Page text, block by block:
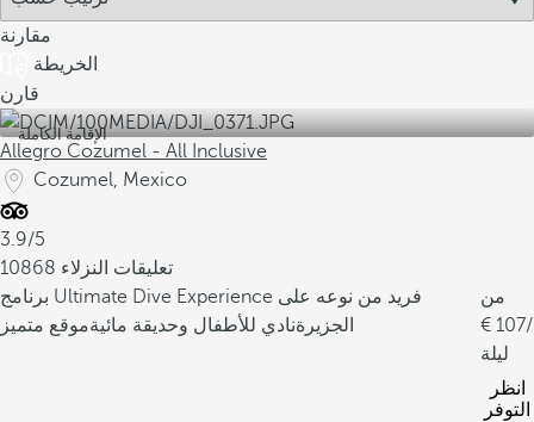
مقارنة
الخريطة
قارن
الإقامة الكاملة
Allegro Cozumel - All Inclusive
Cozumel, Mexico
3.9/5
10868 تعليقات النزلاء
برنامج Ultimate Dive Experience فريد من نوعه على
الجزيرةنادي للأطفال وحديقة مائيةموقع متميز
من
107/
ليلة
انظر
التوفر